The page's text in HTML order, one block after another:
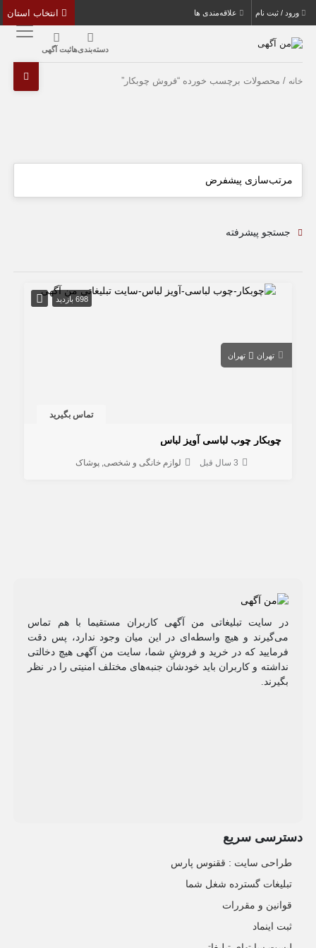
ورود / ثبت نام علاقه‌مندی ها
دسته‌بندی‌هاثبت آگهی
خانه / محصولات برچسب خورده “فروش چوبكار”
جستجو پیشرفته
698 بازدید
تهران تهران
تماس بگیرید
چوبكار چوب لباسی آويز لباس
3 سال قبل لوازم خانگی و شخصی پوشاک
در سایت تبلیغاتی من آگهی کاربران مستقیما با هم تماس
می‌گیرند و هیچ واسطه‌ای در این میان وجود ندارد، پس دقت
فرمایید که در خرید و فروشِ شما، سایت من آگهی هیچ دخالتی
نداشته و کاربران باید خودشان جنبه‌های مختلف امنیتی را در نظر
بگیرند.
دسترسی سریع
طراحی سایت :‌ ققنوس پارس
تبلیغات گسترده شغل شما
قوانین و مقررات
ثبت اینماد